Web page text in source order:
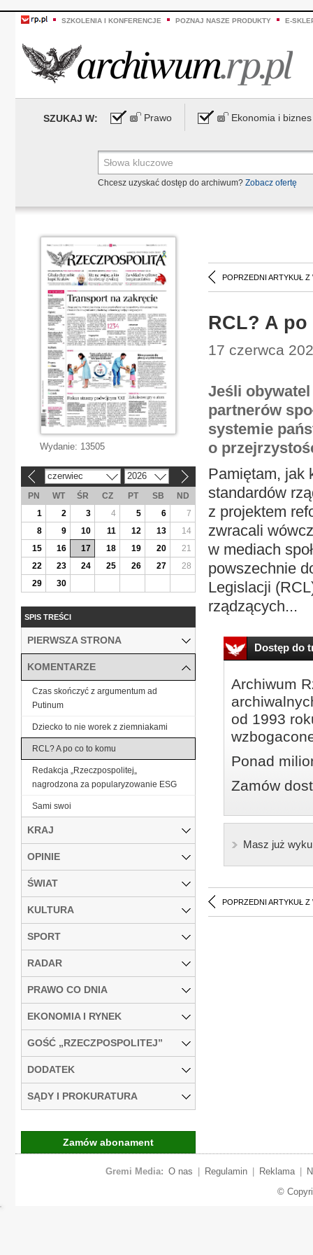
SZKOLENIA I KONFERENCJE POZNAJ NASZE PRODUKTY E-
SZUKAJ W: Prawo Ekonomia i biznes
Chcesz uzyskać dostęp do archiwum? Zobacz ofertę
POPRZEDNI ARTYKUŁ Z
RCL? A
17 czerwca
Jeśli
partnerów
systemie
o
Pamiętam, jak
standardów
z projektem
zwracali
w mediach
powszechnie
Legislacji
rządzących...
Dostęp do
Archiwum
od 1993
Ponad
Zamów
Masz już
POPRZEDNI ARTYKUŁ Z
Wydanie: 13505
czerwiec 2026
PN WT ŚR CZ PT SB
ND
1
2 3 4 5 6
7
8
9 10 11 12 13
14
15
16 17 18 19 20
21
22
23 24 25 26 27
28
29
30
SPIS TREŚCI
PIERWSZA STRONA
KOMENTARZE
Czas skończyć z argumentum ad
Putinum
Dziecko to nie worek z ziemniakami
RCL? A po co to komu
Redakcja „Rzeczpospolitej„
nagrodzona za popularyzowanie ESG
Sami swoi
KRAJ
OPINIE
ŚWIAT
KULTURA
SPORT
RADAR
PRAWO CO DNIA
EKONOMIA I RYNEK
GOŚĆ „RZECZPOSPOLITEJ”
DODATEK
SĄDY I PROKURATURA
Zamów abonament
Gremi Media: O nas Regulamin Reklama
©